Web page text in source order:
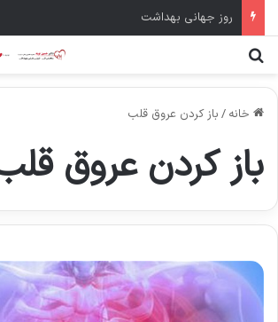
روز جهانی بهداشت
خانه / باز کردن عروق قلب
باز کردن عروق